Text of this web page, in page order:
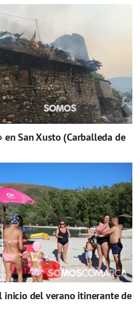
San Xusto (Carballeda de
inicio del verano itinerante de